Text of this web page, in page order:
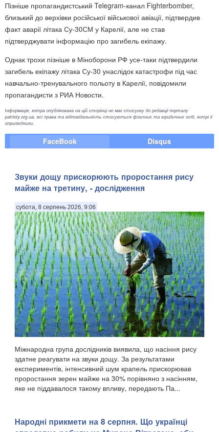
Пізніше пропагандистський Telegram-канал Fighterbomber,
близький до верхівки російської військової авіації, підтвердив
факт аварії літака Су-30СМ у Карелії, але не став
підтверджувати інформацію про загибель екіпажу.
Однак трохи пізніше в Міноборони РФ усе-таки підтвердили
загибель екіпажу літака Су-30 унаслідок катастрофи під час
навчально-тренувального польоту в Карелії, повідомили
пропагандисти з РИА Новости.
Інформація, котра опублікована на цій сторінці не має стосунку до редакції порталу
patrioty.org.ua, всі права та відповідальність стосуються фізичних та юридичних осіб, котрі її
оприлюднили.
FaceBook Disqus
Звуки дощу прискорюють проростання рису
майже на третину, - дослідження
субота, 8 серпень 2026, 9:06
Міжнародна група дослідників виявила, що насіння рису
здатне реагувати на звуки дощу. За результатами
експериментів, інтенсивний шум крапель прискорював
проростання зерен майже на 30% порівняно з насінням,
яке не піддавалося такому впливу, передають Па...
Народні прикмети на 8 серпня. Що українці